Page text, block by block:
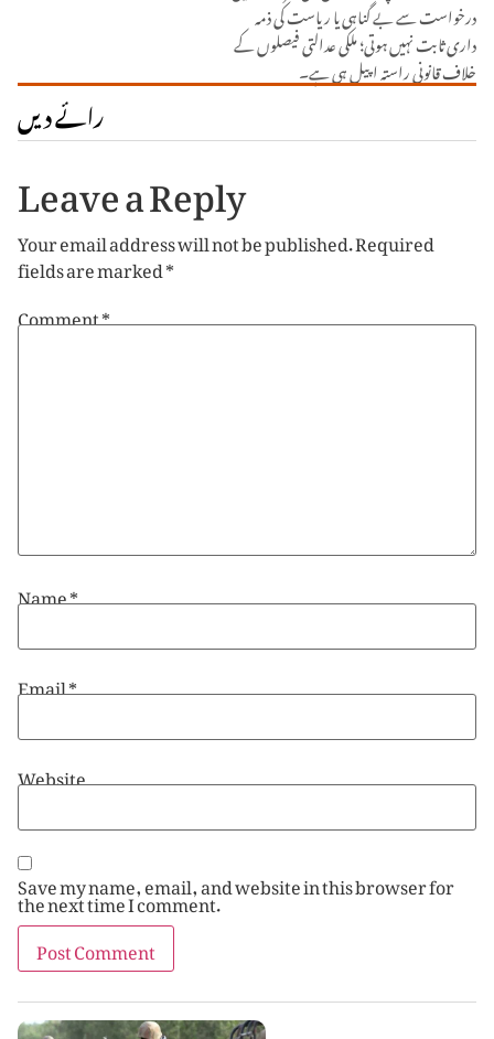
درخواست سے بے گناہی یا ریاست کی ذمہ
داری ثابت نہیں ہوتی؛ ملکی عدالتی فیصلوں کے
خلاف قانونی راستہ اپیل ہی ہے۔
رائے دیں
Leave a Reply
Your email address will not be published.Required
fields are marked*
Comment*
Name*
Email*
Website
Save my name, email, and website in this browser for
the next time I comment.